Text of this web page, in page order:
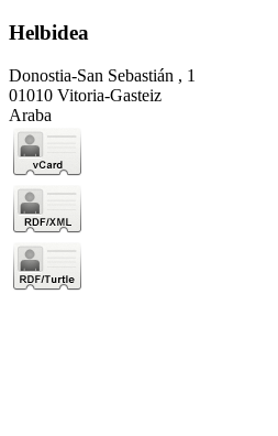
Helbidea
Donostia-San Sebastián , 1
01010 Vitoria-Gasteiz
Araba